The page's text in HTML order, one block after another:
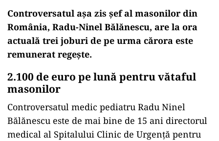
Controversatul așa zis șef al masonilor din
România, Radu-Ninel Bălănescu, are la ora
actuală trei joburi de pe urma cărora este
remunerat regește.
2.100 de euro pe lună pentru vătaful
masonilor
Controversatul medic pediatru Radu Ninel
Bălănescu este de mai bine de 15 ani directorul
medical al Spitalului Clinic de Urgență pentru